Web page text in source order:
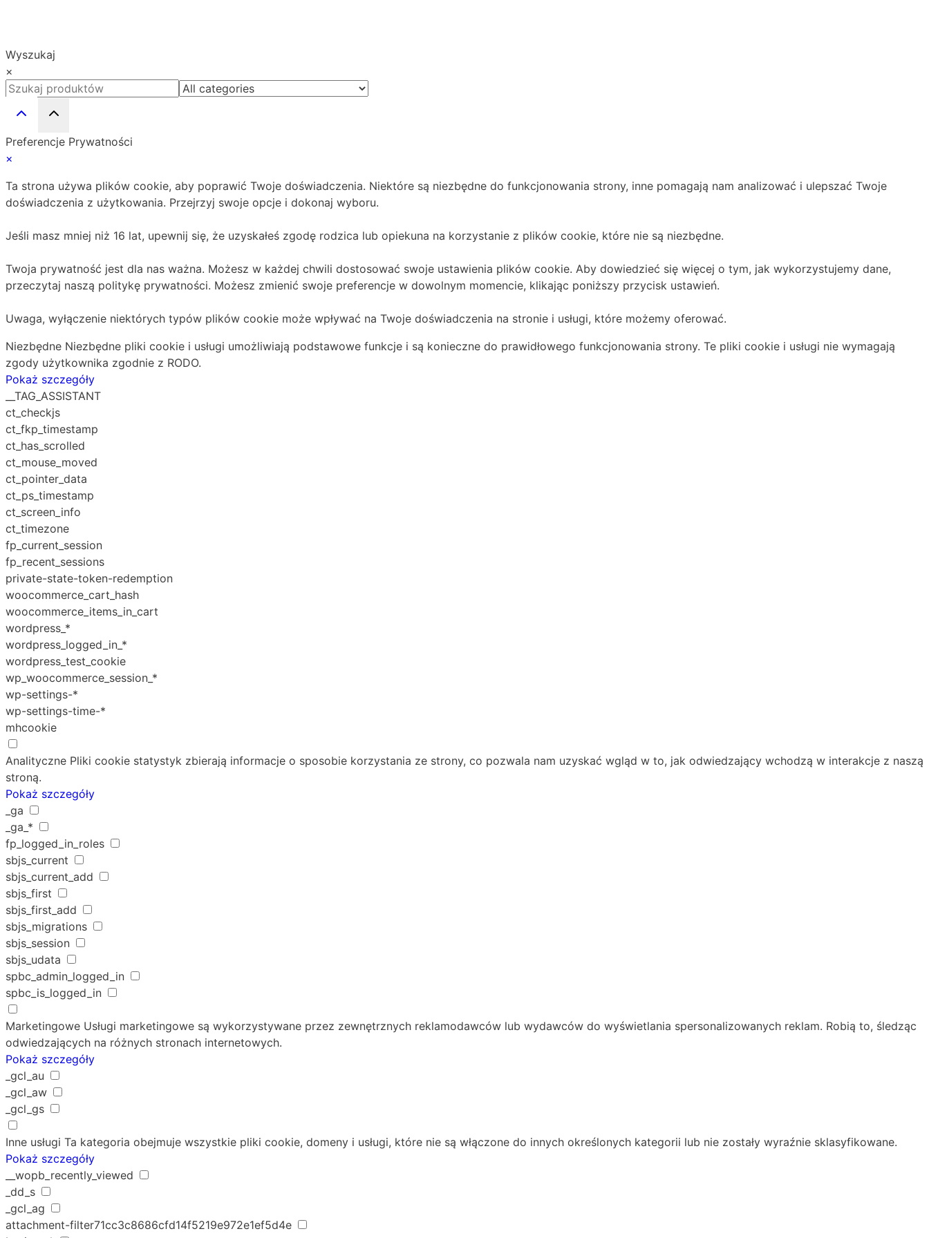
Wyszukaj
×
Preferencje Prywatności
×
Ta strona używa plików cookie, aby poprawić Twoje doświadczenia. Niektóre są niezbędne do funkcjonowania strony, inne pomagają nam analizować i ulepszać Twoje
doświadczenia z użytkowania. Przejrzyj swoje opcje i dokonaj wyboru.
Jeśli masz mniej niż 16 lat, upewnij się, że uzyskałeś zgodę rodzica lub opiekuna na korzystanie z plików cookie, które nie są niezbędne.
Twoja prywatność jest dla nas ważna. Możesz w każdej chwili dostosować swoje ustawienia plików cookie. Aby dowiedzieć się więcej o tym, jak wykorzystujemy dane,
przeczytaj naszą politykę prywatności. Możesz zmienić swoje preferencje w dowolnym momencie, klikając poniższy przycisk ustawień.
Uwaga, wyłączenie niektórych typów plików cookie może wpływać na Twoje doświadczenia na stronie i usługi, które możemy oferować.
Niezbędne Niezbędne pliki cookie i usługi umożliwiają podstawowe funkcje i są konieczne do prawidłowego funkcjonowania strony. Te pliki cookie i usługi nie wymagają
zgody użytkownika zgodnie z RODO.
Pokaż szczegóły
__TAG_ASSISTANT
ct_checkjs
ct_fkp_timestamp
ct_has_scrolled
ct_mouse_moved
ct_pointer_data
ct_ps_timestamp
ct_screen_info
ct_timezone
fp_current_session
fp_recent_sessions
private-state-token-redemption
woocommerce_cart_hash
woocommerce_items_in_cart
wordpress_*
wordpress_logged_in_*
wordpress_test_cookie
wp_woocommerce_session_*
wp-settings-*
wp-settings-time-*
mhcookie
Analityczne Pliki cookie statystyk zbierają informacje o sposobie korzystania ze strony, co pozwala nam uzyskać wgląd w to, jak odwiedzający wchodzą w interakcje z naszą
stroną.
Pokaż szczegóły
_ga
_ga_*
fp_logged_in_roles
sbjs_current
sbjs_current_add
sbjs_first
sbjs_first_add
sbjs_migrations
sbjs_session
sbjs_udata
spbc_admin_logged_in
spbc_is_logged_in
Marketingowe Usługi marketingowe są wykorzystywane przez zewnętrznych reklamodawców lub wydawców do wyświetlania spersonalizowanych reklam. Robią to, śledząc
odwiedzających na różnych stronach internetowych.
Pokaż szczegóły
_gcl_au
_gcl_aw
_gcl_gs
Inne usługi Ta kategoria obejmuje wszystkie pliki cookie, domeny i usługi, które nie są włączone do innych określonych kategorii lub nie zostały wyraźnie sklasyfikowane.
Pokaż szczegóły
__wopb_recently_viewed
_dd_s
_gcl_ag
attachment-filter71cc3c8686cfd14f5219e972e1ef5d4e